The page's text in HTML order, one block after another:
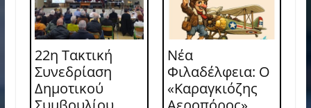
22η Τακτική
Συνεδρίαση
Δημοτικού
Νέα
Φιλαδέλφεια: Ο
«Καραγκιόζης